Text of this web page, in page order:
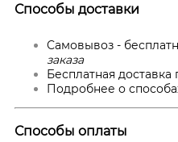
Способы доставки
Самовывоз -
заказа
Бесплатная доставка
Подробнее о
Способы оплаты